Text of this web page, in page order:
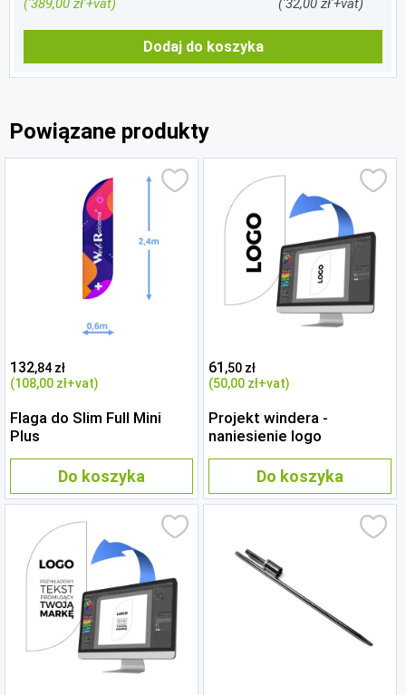
('389,00 zł'+vat) ('32,00 zł'+vat)
Dodaj do koszyka
Powiązane produkty
132,84 zł
(108,00 zł+vat)
Flaga do Slim Full Mini
Plus
Do koszyka
61 ,50 zł
(50,00 zł+vat)
Projekt windera -
naniesienie logo
Do koszyka